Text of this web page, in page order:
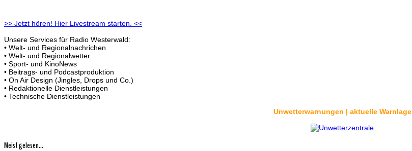
>> Jetzt hören! Hier Livestream starten. <<
Unsere Services für Radio Westerwald:
• Welt- und Regionalnachrichen
• Welt- und Regionalwetter
• Sport- und KinoNews
• Beitrags- und Podcastproduktion
• On Air Design (Jingles, Drops und Co.)
• Redaktionelle Dienstleistungen
• Technische Dienstleistungen
Unwetterwarnungen | aktuelle Warnlage
Meist gelesen...